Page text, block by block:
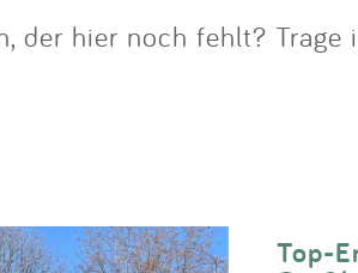
der hier noch fehlt?
Top-